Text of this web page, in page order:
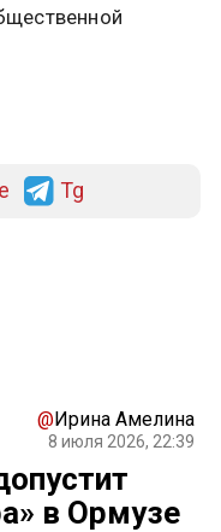
Tg
@Ирина Амелина
8 июля 2026, 22:39
в Ормузе